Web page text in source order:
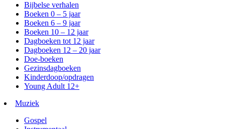
Bijbelse verhalen
Boeken 0 – 5 jaar
Boeken 6 – 9 jaar
Boeken 10 – 12 jaar
Dagboeken tot 12 jaar
Dagboeken 12 – 20 jaar
Doe-boeken
Gezinsdagboeken
Kinderdoop/opdragen
Young Adult 12+
Muziek
Gospel